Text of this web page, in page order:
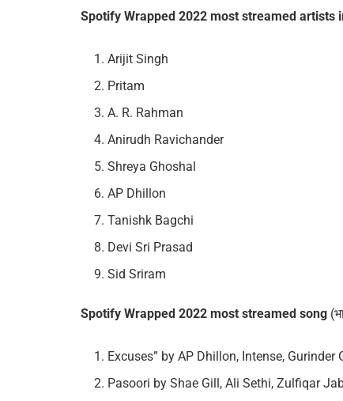
Spotify Wrapped 2022 most streamed artists
Arijit Singh
Pritam
A. R. Rahman
Anirudh Ravichander
Shreya Ghoshal
AP Dhillon
Tanishk Bagchi
Devi Sri Prasad
Sid Sriram
Spotify Wrapped 2022 most streamed song
Excuses” by AP Dhillon, Intense, Gurinder
Pasoori by Shae Gill, Ali Sethi, Zulfiqar